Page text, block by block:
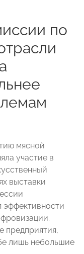
по
мясной
участие в
выставки
предприятия,
лишь небольшие